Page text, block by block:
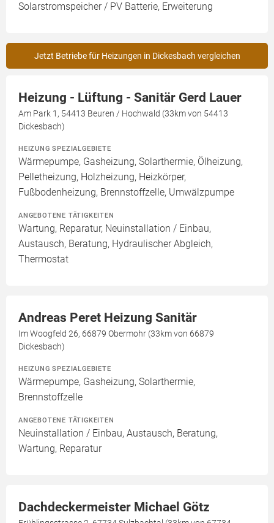
Solarstromspeicher / PV Batterie, Erweiterung
Jetzt Betriebe für Heizungen in Dickesbach vergleichen
Heizung - Lüftung - Sanitär Gerd Lauer
Am Park 1, 54413 Beuren / Hochwald (33km von 54413
Dickesbach)
HEIZUNG SPEZIALGEBIETE
Wärmepumpe, Gasheizung, Solarthermie, Ölheizung,
Pelletheizung, Holzheizung, Heizkörper,
Fußbodenheizung, Brennstoffzelle, Umwälzpumpe
ANGEBOTENE TÄTIGKEITEN
Wartung, Reparatur, Neuinstallation / Einbau,
Austausch, Beratung, Hydraulischer Abgleich,
Thermostat
Andreas Peret Heizung Sanitär
Im Woogfeld 26, 66879 Obermohr (33km von 66879
Dickesbach)
HEIZUNG SPEZIALGEBIETE
Wärmepumpe, Gasheizung, Solarthermie,
Brennstoffzelle
ANGEBOTENE TÄTIGKEITEN
Neuinstallation / Einbau, Austausch, Beratung,
Wartung, Reparatur
Dachdeckermeister Michael Götz